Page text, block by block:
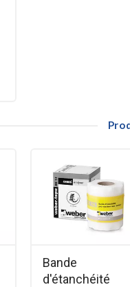
non-tissé perméable.
drainage et
mm) pour ancrage
support et carrelage
spatule crantée
(pente ≧ 1,5 cm/m).
carreaux et divers
Bande
d'étanchéité